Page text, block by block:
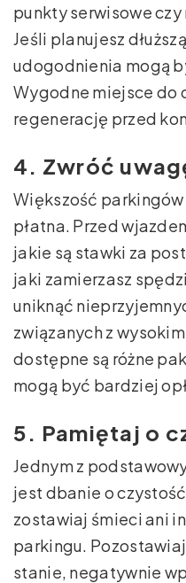
punkty serwisowe
Jeśli planujesz
udogodnienia mogą
Wygodne miejsce do
regenerację przed
4. Zwróć
Większość
płatna. Przed
jakie są stawki za
jaki zamierzasz
uniknąć
związanych z
dostępne są różne
mogą być bardziej
5. Pamiętaj o
Jednym z
jest dbanie o
zostawiaj śmieci ani
parkingu.
stanie, negatywnie